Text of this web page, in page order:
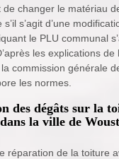
de changer le matériau
s’agit d’une
le PLU communal
les explications de
la commission générale
les normes.
des dégâts sur la
la ville de
réparation de la toiture